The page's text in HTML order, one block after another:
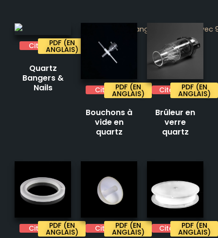
CitationPDF (EN
ANGLAIS)
Quartz
Bangers &
Nails
CitationPDF (EN
ANGLAIS)
Bouchons à
vide en
quartz
CitationPDF (EN
ANGLAIS)
Brûleur en
verre
quartz
CitationPDF (EN
ANGLAIS) CitationPDF (EN
ANGLAIS) CitationPDF (EN
ANGLAIS)